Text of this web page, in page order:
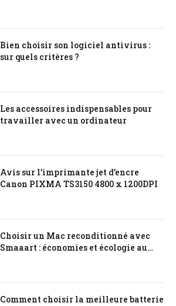
Bien choisir son logiciel antivirus :
sur quels critères ?
Les accessoires indispensables pour
travailler avec un ordinateur
Avis sur l’imprimante jet d’encre
Canon PIXMA TS3150 4800 x 1200DPI
Choisir un Mac reconditionné avec
Smaaart : économies et écologie au
Comment choisir la meilleure batterie